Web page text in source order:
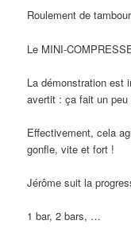
Roulement de
Le MINI-
La démonstration est
avertit : ça fait un
Effectivement, cela
gonfle, vite et fort !
Jérôme suit la
1 bar, 2 bars, …